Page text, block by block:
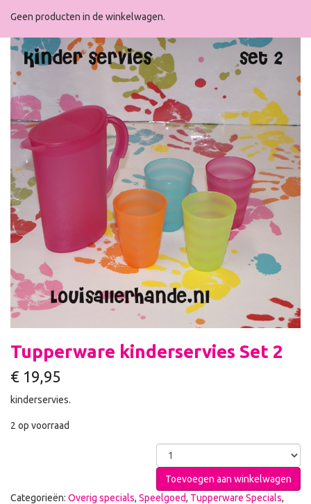
Geen producten in de winkelwagen.
Tupperware kinderservies Set 2
€ 19,95
kinderservies.
2 op voorraad
Toevoegen aan winkelwagen
Categorieën: Overig specials, Speelgoed, Tupperware Specials,